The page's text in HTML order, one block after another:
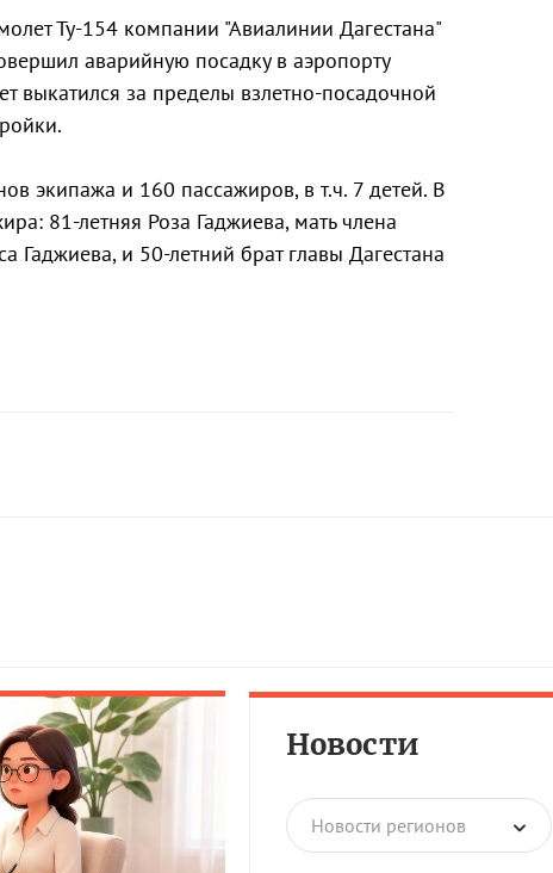
Ту-154 компании "Авиалинии Дагестана"
аварийную посадку в аэропорту
выкатился за пределы взлетно-посадочной
экипажа и 160 пассажиров, в т.ч. 7 детей. В
81-летняя Роза Гаджиева, мать члена
Гаджиева, и 50-летний брат главы Дагестана
Новости
Новости регионов